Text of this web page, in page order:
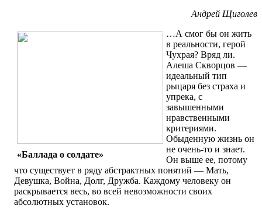
Андрей Щиголев
«Баллада о солдате»
…А смог бы он жить
в реальности, герой
Чухрая? Вряд ли.
Алеша Скворцов —
идеальный тип
рыцаря без страха и
упрека, с
завышенными
нравственными
критериями.
Обыденную жизнь он
не очень-то и знает.
Он выше ее, потому
что существует в ряду абстрактных понятий — Мать,
Девушка, Война, Долг, Дружба. Каждому человеку он
раскрывается весь, во всей невозможности своих
абсолютных установок.